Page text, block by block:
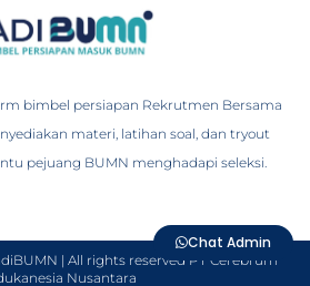
bimbel persiapan Rekrutmen Bersama
materi, latihan soal, dan tryout
pejuang BUMN menghadapi seleksi.
| All rights reserved PT Cerebrum
Nusantara
Chat Admin